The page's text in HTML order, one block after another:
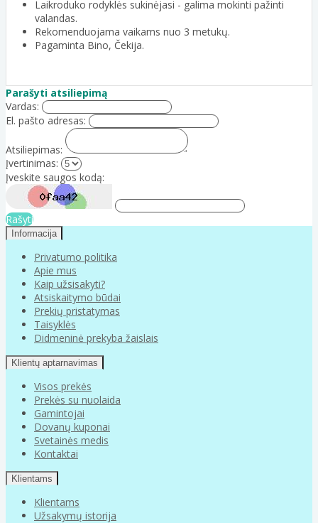
Laikroduko rodyklės sukinėjasi - galima mokinti pažinti
valandas.
Rekomenduojama vaikams nuo 3 metukų.
Pagaminta Bino, Čekija.
Parašyti atsiliepimą
Vardas:
El. pašto adresas:
Atsiliepimas:
Įvertinimas:
Įveskite saugos kodą:
Rašyti
Informacija
Privatumo politika
Apie mus
Kaip užsisakyti?
Atsiskaitymo būdai
Prekių pristatymas
Taisyklės
Didmeninė prekyba žaislais
Klientų aptarnavimas
Visos prekės
Prekės su nuolaida
Gamintojai
Dovanų kuponai
Svetainės medis
Kontaktai
Klientams
Klientams
Užsakymų istorija